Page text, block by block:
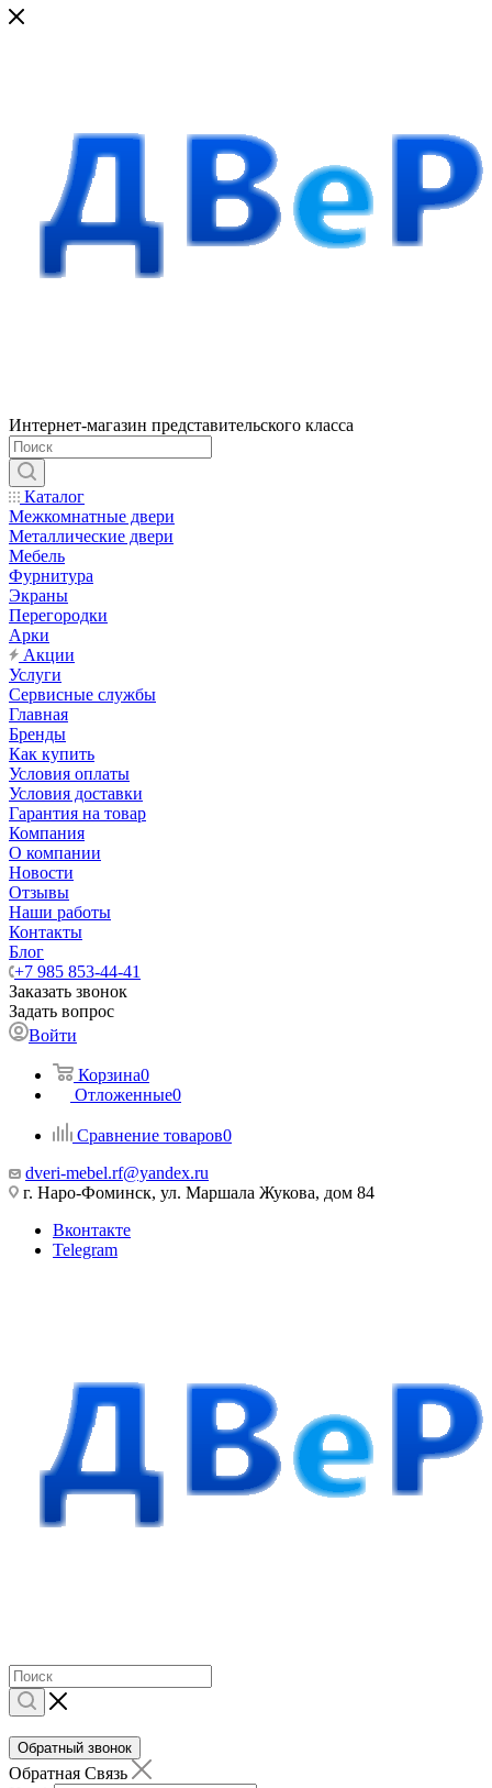
Интернет-магазин представительского класса
Каталог
Межкомнатные двери
Металлические двери
Мебель
Фурнитура
Экраны
Перегородки
Арки
Акции
Услуги
Сервисные службы
Главная
Бренды
Как купить
Условия оплаты
Условия доставки
Гарантия на товар
Компания
О компании
Новости
Отзывы
Наши работы
Контакты
Блог
+7 985 853-44-41
Заказать звонок
Задать вопрос
Войти
Корзина0
Отложенные0
Сравнение товаров0
dveri-mebel.rf@yandex.ru
г. Наро-Фоминск, ул. Маршала Жукова, дом 84
Вконтакте
Telegram
Обратный звонок
Обратная Связь